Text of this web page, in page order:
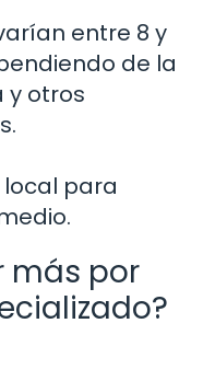
entre 8 y
de la
y otros
local para
más por